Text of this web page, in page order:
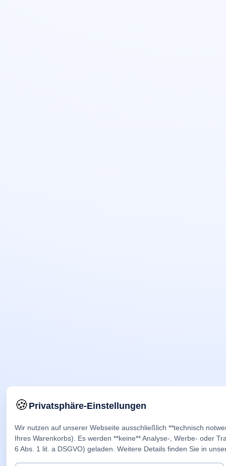
🍪Privatsphäre-Einstellungen
Wir nutzen auf unserer Webseite ausschließlich **technisch
Ihres Warenkorbs). Es werden **keine** Analyse-, Werbe- oder
6 Abs. 1 lit. a DSGVO) geladen. Weitere Details finden Sie in